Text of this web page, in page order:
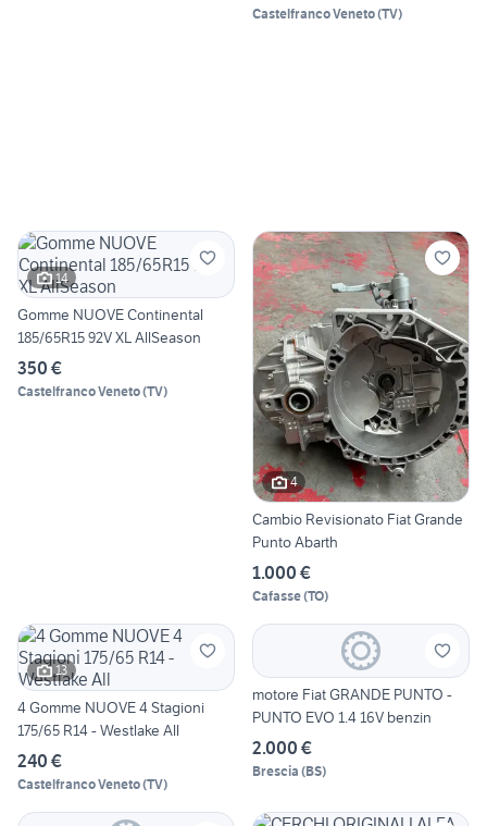
Castelfranco Veneto(TV)
14
Gomme NUOVE Continental
185/65R15 92V XL AllSeason
350 €
Castelfranco Veneto(TV)
4
Cambio Revisionato Fiat Grande
Punto Abarth
1.000 €
Cafasse(TO)
13
4 Gomme NUOVE 4 Stagioni
175/65 R14 - Westlake All
240 €
Castelfranco Veneto(TV)
motore Fiat GRANDE PUNTO -
PUNTO EVO 1.4 16V benzin
2.000 €
Brescia (BS)